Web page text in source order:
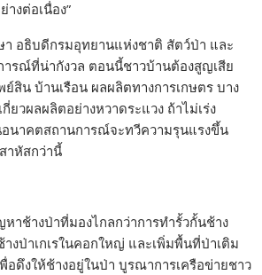
งต่อเนื่อง”
อธิบดีกรมอุทยานแห่งชาติ สัตว์ป่า และ
รณ์ที่น่ากังวล ตอนนี้ชาวบ้านต้องสูญเสีย
สิน บ้านเรือน ผลผลิตทางการเกษตร บาง
ยวผลผลิตอย่างหวาดระแวง ถ้าไม่เร่ง
นาคตสถานการณ์จะทวีความรุนแรงขึ้น
าหัสกว่านี้
าช้างป่าที่มองไกลกว่าการทำรั้วกั้นช้าง
งป่าเกเรในคอกใหญ่ และเพิ่มพื้นที่ป่าเติม
อดึงให้ช้างอยู่ในป่า บูรณาการเครือข่ายชาว